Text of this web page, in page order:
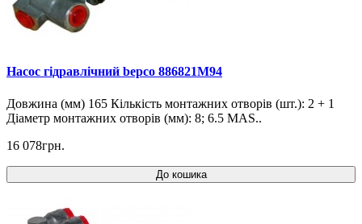
Насос гідравлічний bepco 886821M94
Довжина (мм) 165 Кількість монтажних отворів (шт.): 2 + 1
Діаметр монтажних отворів (мм): 8; 6.5 MAS..
16 078грн.
До кошика